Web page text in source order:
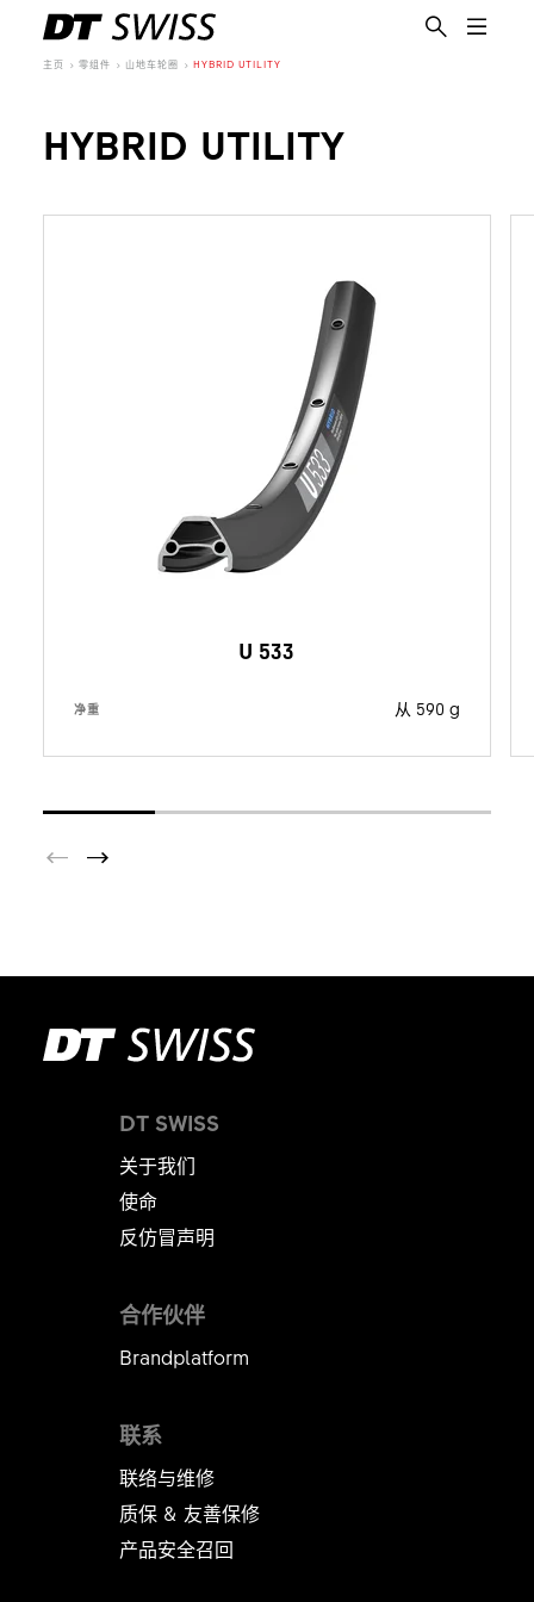
主页 零组件 山地车轮圈 HYBRID UTILITY
HYBRID UTILITY
U 533
净重 从 590 g
DT SWISS
关于我们
使命
反仿冒声明
联系
联络与维修
质保 & 友善保修
产品安全召回
合作伙伴
Brandplatform